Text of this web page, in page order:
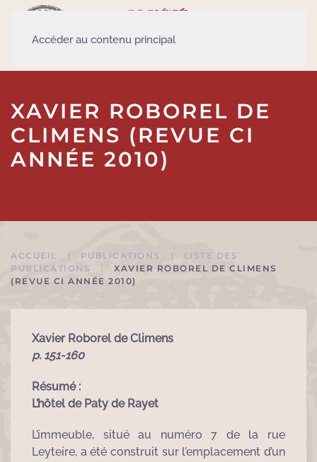
Accéder au contenu principal
XAVIER ROBOREL DE
CLIMENS (REVUE CI
ANNÉE 2010)
ACCUEIL PUBLICATIONS
LISTE DES
PUBLICATIONS
XAVIER ROBOREL DE CLIMENS
(REVUE CI ANNÉE 2010)
Xavier Roborel de Climens
p. 151-160
Résumé :
L’hôtel de Paty de Rayet
L’immeuble, situé au numéro 7 de la rue
Leyteire, a été construit sur l’emplacement d’un